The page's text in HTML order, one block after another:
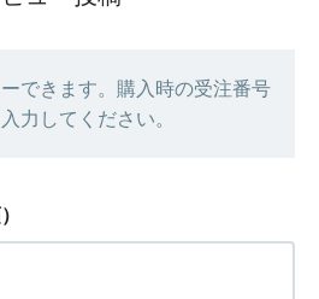
できます。購入時の受注番号
力してください。